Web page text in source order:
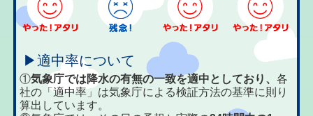
▶適中率について
①気象庁では降水の有無の一致を適中としており、各
社の「適中率」は気象庁による検証方法の基準に則り
算出しています。